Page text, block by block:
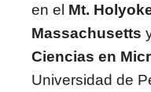
en el Mt.
Massachusetts
Ciencias en
Universidad de